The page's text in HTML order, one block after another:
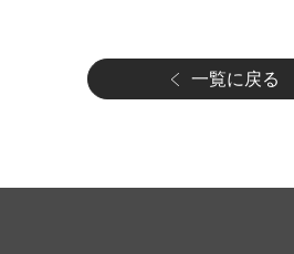
一覧に戻る